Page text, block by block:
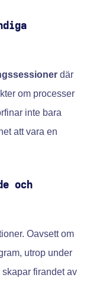
där
om processer
inte bara
att vara en
och
Oavsett om
utrop under
firandet av